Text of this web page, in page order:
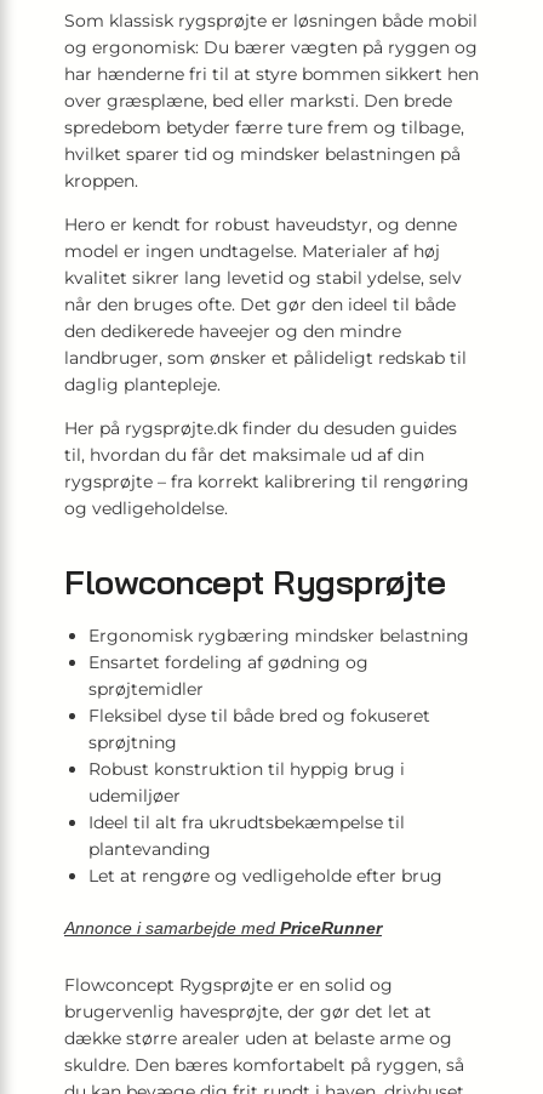
Som klassisk rygsprøjte er løsningen både mobil
og ergonomisk: Du bærer vægten på ryggen og
har hænderne fri til at styre bommen sikkert hen
over græsplæne, bed eller marksti. Den brede
spredebom betyder færre ture frem og tilbage,
hvilket sparer tid og mindsker belastningen på
kroppen.
Hero er kendt for robust haveudstyr, og denne
model er ingen undtagelse. Materialer af høj
kvalitet sikrer lang levetid og stabil ydelse, selv
når den bruges ofte. Det gør den ideel til både
den dedikerede haveejer og den mindre
landbruger, som ønsker et pålideligt redskab til
daglig plantepleje.
Her på rygsprøjte.dk finder du desuden guides
til, hvordan du får det maksimale ud af din
rygsprøjte – fra korrekt kalibrering til rengøring
og vedligeholdelse.
Flowconcept Rygsprøjte
Ergonomisk rygbæring mindsker belastning
Ensartet fordeling af gødning og
sprøjtemidler
Fleksibel dyse til både bred og fokuseret
sprøjtning
Robust konstruktion til hyppig brug i
udemiljøer
Ideel til alt fra ukrudtsbekæmpelse til
plantevanding
Let at rengøre og vedligeholde efter brug
Annonce i samarbejde med PriceRunner
Flowconcept Rygsprøjte er en solid og
brugervenlig havesprøjte, der gør det let at
dække større arealer uden at belaste arme og
skuldre. Den bæres komfortabelt på ryggen, så